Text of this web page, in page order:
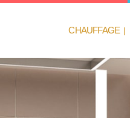
CHAUFFAGE |